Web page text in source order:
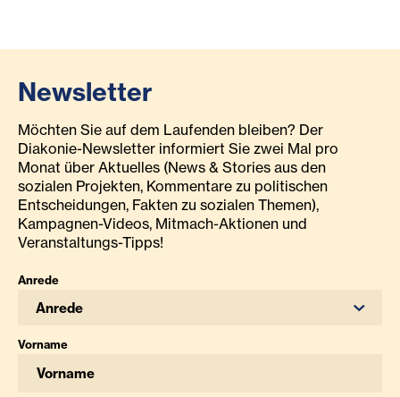
Newsletter
Möchten Sie auf dem Laufenden bleiben? Der
Diakonie-Newsletter informiert Sie zwei Mal pro
Monat über Aktuelles (News & Stories aus den
sozialen Projekten, Kommentare zu politischen
Entscheidungen, Fakten zu sozialen Themen),
Kampagnen-Videos, Mitmach-Aktionen und
Veranstaltungs-Tipps!
Anrede
Anrede
Vorname